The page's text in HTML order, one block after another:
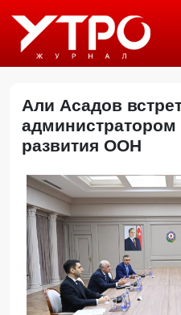
Али Асадов
развития ООН